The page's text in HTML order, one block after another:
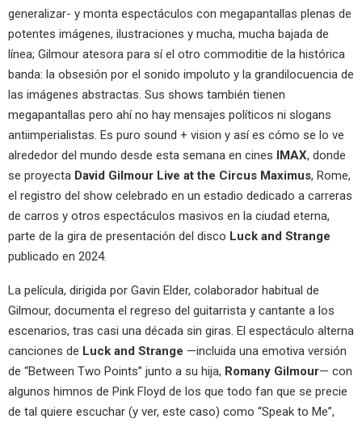
generalizar- y monta espectáculos con megapantallas plenas de
potentes imágenes, ilustraciones y mucha, mucha bajada de
línea; Gilmour atesora para sí el otro commoditie de la histórica
banda: la obsesión por el sonido impoluto y la grandilocuencia de
las imágenes abstractas. Sus shows también tienen
megapantallas pero ahí no hay mensajes políticos ni slogans
antiimperialistas. Es puro sound + vision y así es cómo se lo ve
alrededor del mundo desde esta semana en cines IMAX, donde
se proyecta David Gilmour Live at the Circus Maximus, Rome,
el registro del show celebrado en un estadio dedicado a carreras
de carros y otros espectáculos masivos en la ciudad eterna,
parte de la gira de presentación del disco Luck and Strange
publicado en 2024.
La película, dirigida por Gavin Elder, colaborador habitual de
Gilmour, documenta el regreso del guitarrista y cantante a los
escenarios, tras casi una década sin giras. El espectáculo alterna
canciones de Luck and Strange —incluida una emotiva versión
de “Between Two Points” junto a su hija, Romany Gilmour— con
algunos himnos de Pink Floyd de los que todo fan que se precie
de tal quiere escuchar (y ver, este caso) como “Speak to Me”,